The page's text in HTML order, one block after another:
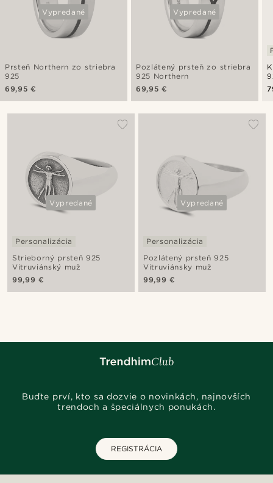
Vypredané
Prsteň Northern zo striebra
925
69,95 €
Vypredané
Pozlátený prsteň zo striebra
925 Northern
69,95 €
Vypredané
Strieborný prsteň 925
Vitruviánský muž
Personalizácia
99,99 €
Vypredané
Pozlátený prsteň 925
Vitruviánsky muž
Personalizácia
99,99 €
Buďte prví, kto sa dozvie o novinkách, najnovších
trendoch a špeciálnych ponukách.
REGISTRÁCIA